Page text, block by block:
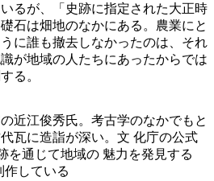
るが、「史跡に指定された大正時
石は畑地のなかにある。農業にと
に誰も撤去しなかったのは、それ
が地域の人たちにあったからでは
る。
近江俊秀氏。考古学のなかでもと
瓦に造詣が深い。文 化庁の公式
を通じて地域の 魅力を発見する
作している